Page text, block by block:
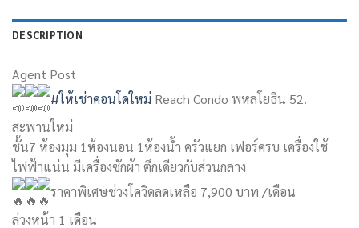
DESCRIPTION
Agent Post
#ให้เช่าคอนโดใหม่ Reach Condo พหลโยธิน 52.
สะพานใหม่
ชั้น7 ห้องมุม 1ห้องนอน 1ห้องน้ำ ครัวแยก เฟอร์ครบ เครื่องใช้
ไฟฟ้าแน่น มีเครื่องซักผ้า ตึกเดียวกับส่วนกลาง
ราคาพิเศษช่วงโควิดลดเหลือ 7,900 บาท /เดือน
ล่วงหน้า 1 เดือน